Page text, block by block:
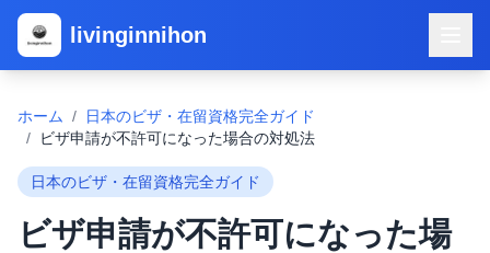
livinginnihon
ホーム /
日本のビザ・在留資格完全ガイド
/
ビザ申請が不許可になった場合の対処法
日本のビザ・在留資格完全ガイド
ビザ申請が不許可になった場